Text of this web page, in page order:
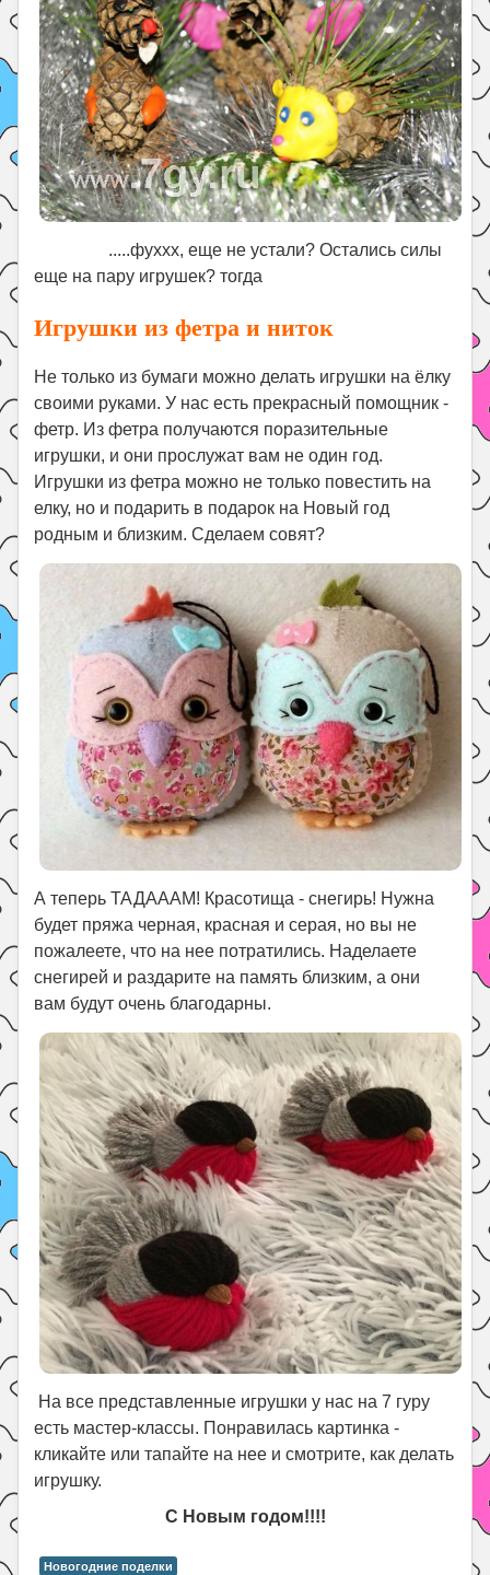
.....фуххх, еще не устали? Остались силы
еще на пару игрушек? тогда
Игрушки из фетра и ниток
Не только из бумаги можно делать игрушки на ёлку
своими руками. У нас есть прекрасный помощник -
фетр. Из фетра получаются поразительные
игрушки, и они прослужат вам не один год.
Игрушки из фетра можно не только повестить на
елку, но и подарить в подарок на Новый год
родным и близким. Сделаем совят?
А теперь ТАДАААМ! Красотища - снегирь! Нужна
будет пряжа черная, красная и серая, но вы не
пожалеете, что на нее потратились. Наделаете
снегирей и раздарите на память близким, а они
вам будут очень благодарны.
На все представленные игрушки у нас на 7 гуру
есть мастер-классы. Понравилась картинка -
кликайте или тапайте на нее и смотрите, как делать
игрушку.
С Новым годом!!!!
Новогодние поделки